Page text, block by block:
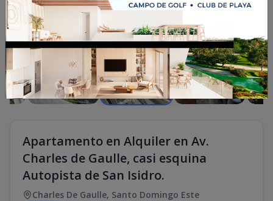
1/17
Apartamento en Alquiler en Av.
Charles de Gaulle, casi esquina
Autopista de San Isidro.
Charles De Gaulle, Santo Domingo Este